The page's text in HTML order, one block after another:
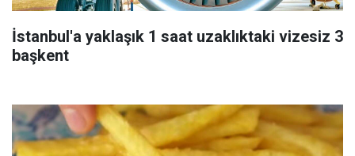
İstanbul'a yaklaşık 1 saat uzaklıktaki vizesiz 3
başkent